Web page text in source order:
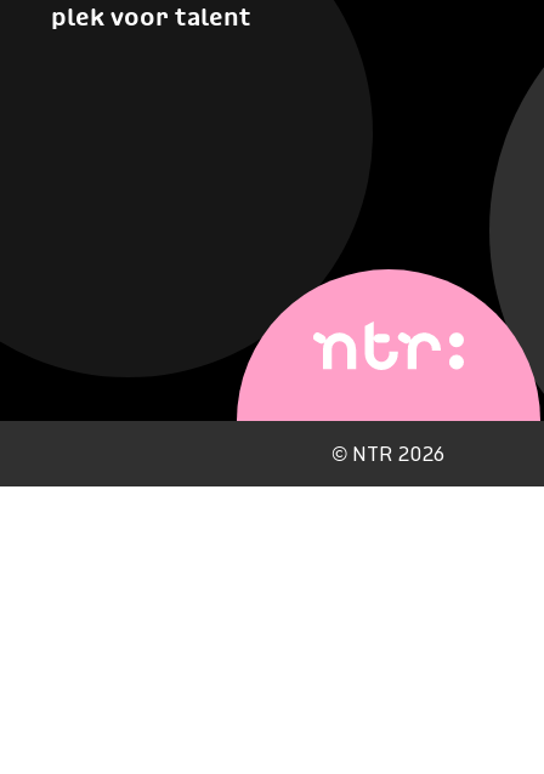
plek voor talent
© NTR 2026